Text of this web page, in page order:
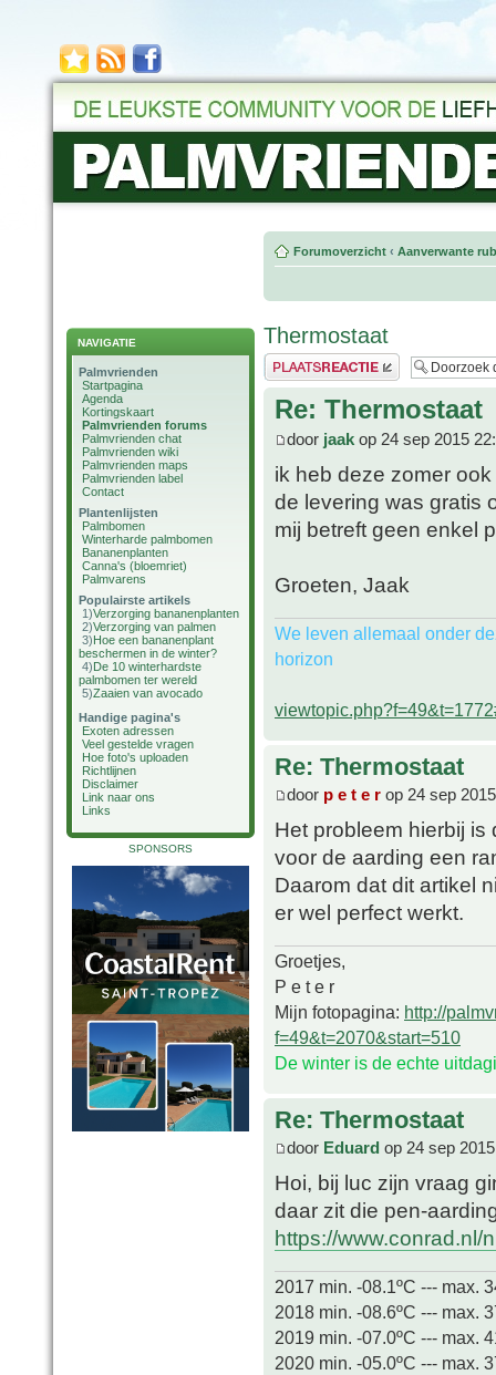
NAVIGATIE
Palmvrienden
Startpagina
Agenda
Kortingskaart
Palmvrienden forums
Palmvrienden chat
Palmvrienden wiki
Palmvrienden maps
Palmvrienden label
Contact
Plantenlijsten
Palmbomen
Winterharde palmbomen
Bananenplanten
Canna's (bloemriet)
Palmvarens
Populairste artikels
1)Verzorging bananenplanten
2)Verzorging van palmen
3)Hoe een bananenplant
beschermen in de winter?
4)De 10 winterhardste
palmbomen ter wereld
5)Zaaien van avocado
Handige pagina's
Exoten adressen
Veel gestelde vragen
Hoe foto's uploaden
Richtlijnen
Disclaimer
Link naar ons
Links
SPONSORS
Forumoverzicht ‹ Aanverwante
Thermostaat
Plaats een reactie
Re: Thermostaat
door jaak op 24 sep 2015
ik heb deze zomer
de levering was gratis
mij betreft geen enkel
Groeten, Jaak
We leven allemaal onder
horizon
Re: Thermostaat
door p e t e r op 24 sep
Het probleem hierbij
voor de aarding een
Daarom dat dit artikel
er wel perfect werkt.
Groetjes,
P e t e r
Mijn fotopagina: http://
f=49&t=2070&start=510
De winter is de echte
Re: Thermostaat
door Eduard op 24 sep
Hoi, bij luc zijn vraag
daar zit die pen-
https://www.conrad.nl/
2017 min. -08.1ºC --- max.
2018 min. -08.6ºC --- max.
2019 min. -07.0ºC --- max.
2020 min. -05.0ºC --- max.